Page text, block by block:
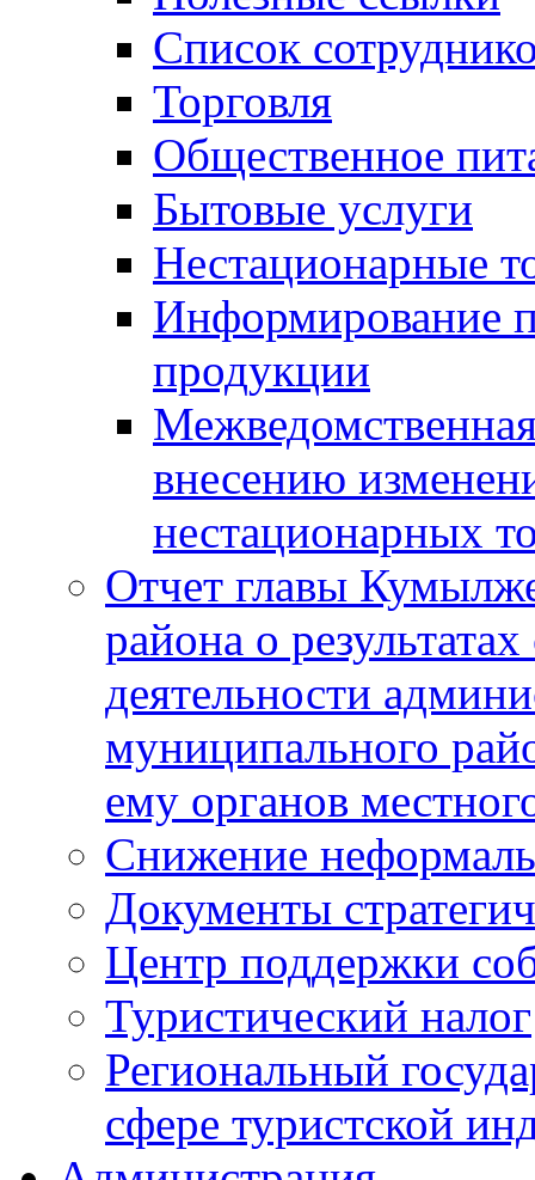
Список
Торговля
Общественное
Бытовые услуги
Нестационарные
Информирование
продукции
внесению
нестационарных
Отчет главы
района о
деятельности
муниципального
ему органов
Снижение
Документы
Центр поддержки
Туристический налог
Региональный
сфере туристской